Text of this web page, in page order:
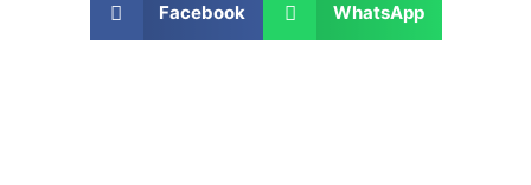
Facebook WhatsApp